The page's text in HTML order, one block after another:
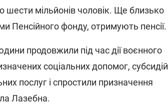
шести мільйонів чоловік. Ще близько
Пенсійного фонду, отримують пенсії.
продовжили під час дії воєнного
соціальних допомог, субсидій
послуг і спростили призначення
Лазебна.